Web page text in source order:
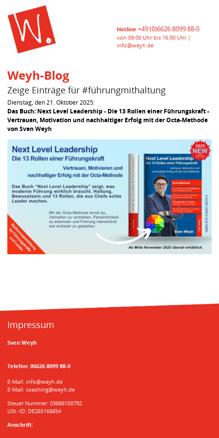
Hotline +49 (0)6626 8099 88-0
von 09.00 Uhr bis 16.00 Uhr |
info@weyh.de
Weyh-Blog
Zeige Einträge für #führungmithaltung
Dienstag, den 21. Oktober 2025:
Das Buch: Next Level Leadership - Die 13 Rollen einer Führungskraft -
Vertrauen, Motivation und nachhaltiger Erfolg mit der Octa-Methode
von Sven Weyh
Impressum
Sven Weyh
Telefon: 06626 8099 88-0
E-Mail: info@weyh.de
E-Mail: coaching@weyh.de
Steuer Nummer: 03688100792
USt.-ID: DE265166854
Anschrift: